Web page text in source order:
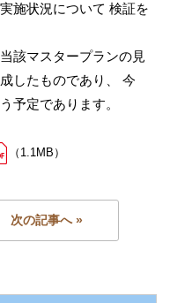
施状況について 検証を
該マスタープランの見
したものであり、 今
予定であります。
（1.1MB）
次の記事へ »